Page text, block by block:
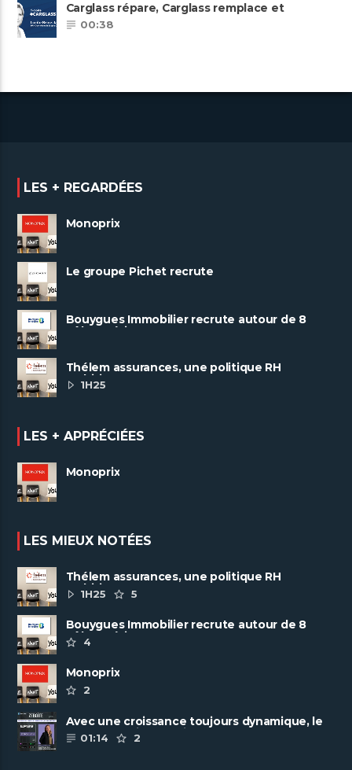
Carglass répare, Carglass remplace et
Carglass embauche également.
00:38
LES + REGARDÉES
Monoprix
Le groupe Pichet recrute
Bouygues Immobilier recrute autour de 8
pôles métiers
Thélem assurances, une politique RH
ambitieuse
1H25
LES + APPRÉCIÉES
Monoprix
LES MIEUX NOTÉES
Thélem assurances, une politique RH
ambitieuse
1H25 5
Bouygues Immobilier recrute autour de 8
pôles métiers
4
Monoprix
2
Avec une croissance toujours dynamique, le
groupe Scalian continue de ......
01:14 2